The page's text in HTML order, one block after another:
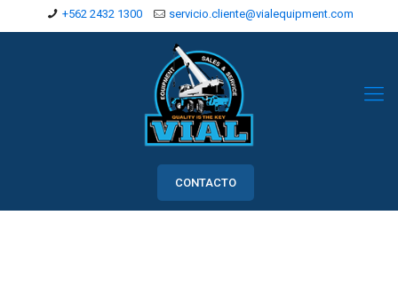
+562 2432 1300 servicio.cliente@vialequipment.com
CONTACTO